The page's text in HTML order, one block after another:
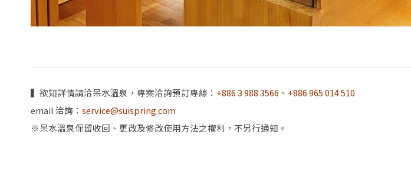
▍欲知詳情請洽呆水溫泉，專案洽詢預訂專線： +886 3 988 3566 、 +886 965 014 510
email 洽詢： service@suispring.com
※呆水溫泉保留收回、更改及修改使用方法之權利，不另行通知。